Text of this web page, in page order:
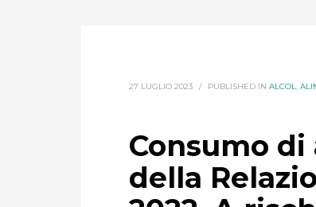
27 LUGLIO 2023 / PUBLISHED IN ALCOL,
Consumo di
della